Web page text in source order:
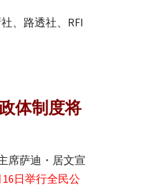
、路透社、RFI
体制度将
席萨迪・居文宣
日举行全民公